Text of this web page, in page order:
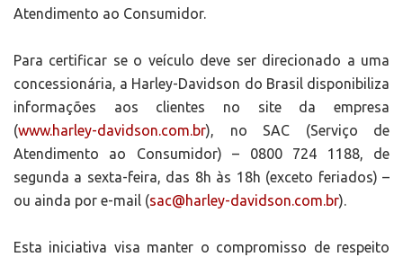
Atendimento ao Consumidor.
Para certificar se o veículo deve ser direcionado a uma
concessionária, a Harley-Davidson do Brasil disponibiliza
informações aos clientes no site da empresa
(www.harley-davidson.com.br), no SAC (Serviço de
Atendimento ao Consumidor) – 0800 724 1188, de
segunda a sexta-feira, das 8h às 18h (exceto feriados) –
ou ainda por e-mail (sac@harley-davidson.com.br).
Esta iniciativa visa manter o compromisso de respeito